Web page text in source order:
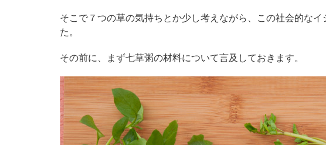
そこで７つの草の気持ちとか少し考えながら、この社会的な
た。
その前に、まず七草粥の材料について言及しておきます。